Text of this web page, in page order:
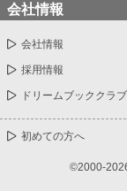
会社情報
会社情報
採用情報
ドリームブッククラブ
初めての方へ
©2000-